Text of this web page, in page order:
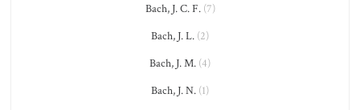
Bach, J. C. F.(7)
Bach, J. L. (2)
Bach, J. M. (4)
Bach, J. N. (1)